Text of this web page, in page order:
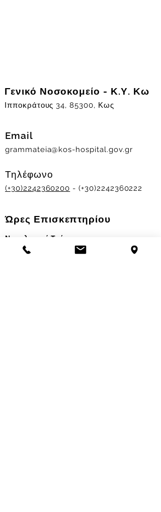
Γενικό Νοσοκομείο - Κ.Υ. Κω
Ιπποκράτους 34, 85300, Κως
Email
grammateia@kos-hospital.gov.gr
Τηλέφωνο
(+30)2242360200 - (+30)2242360222
Ώρες Επισκεπτηρίου
Νοσηλευτικά Τμήματα
Χειμερινό ωράριο: 11.00-13.00
17.30-19.30